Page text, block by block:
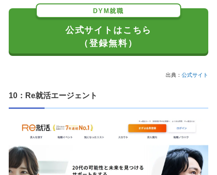
DYM就職
公式サイトはこちら
（登録無料）
出典： 公式サイト
10：Re就活エージェント